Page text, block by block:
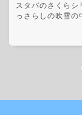
スタバのさくら
っさらしの吹雪の